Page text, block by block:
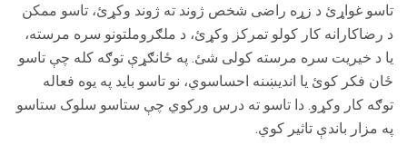
تاسو غواړئ د زړه راضی شخص ژوند ته ژوند وکړئ، تاسو ممکن
د رضاکارانه کار کولو تمرکز وکړئ، د ملګروملتونو سره مرسته،
یا د خیریت سره مرسته کولی شئ. په ځانګړې توګه کله چې تاسو
ځان فکر کوئ یا اندیښنه احساسوي، نو تاسو باید په یوه فعاله
توګه کار وکړو. دا تاسو ته درس ورکوي چې ستاسو سلوک ستاسو
په مزار باندې تاثیر کوي.